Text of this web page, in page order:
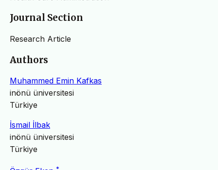
Journal Section
Research Article
Authors
Muhammed Emin Kafkas
inönü üniversitesi
Türkiye
İsmail İlbak
inönü üniversitesi
Türkiye
*